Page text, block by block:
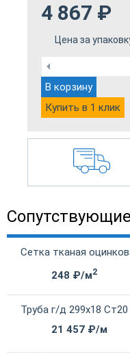
4 867 ₽
Цена за
В корзину
Купить в 1 клик
Сетка тканая
248 ₽/м2
Труба г/д 299х18 Ст20
21 457 ₽/м